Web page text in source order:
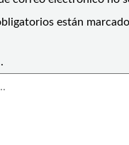
están